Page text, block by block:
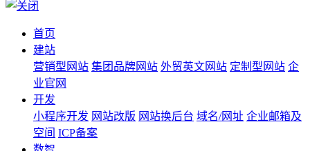
首页
建站
营销型网站 集团品牌网站 外贸英文网站 定制型网站 企
业官网
开发
小程序开发 网站改版 网站换后台 域名/网址 企业邮箱及
空间 ICP备案